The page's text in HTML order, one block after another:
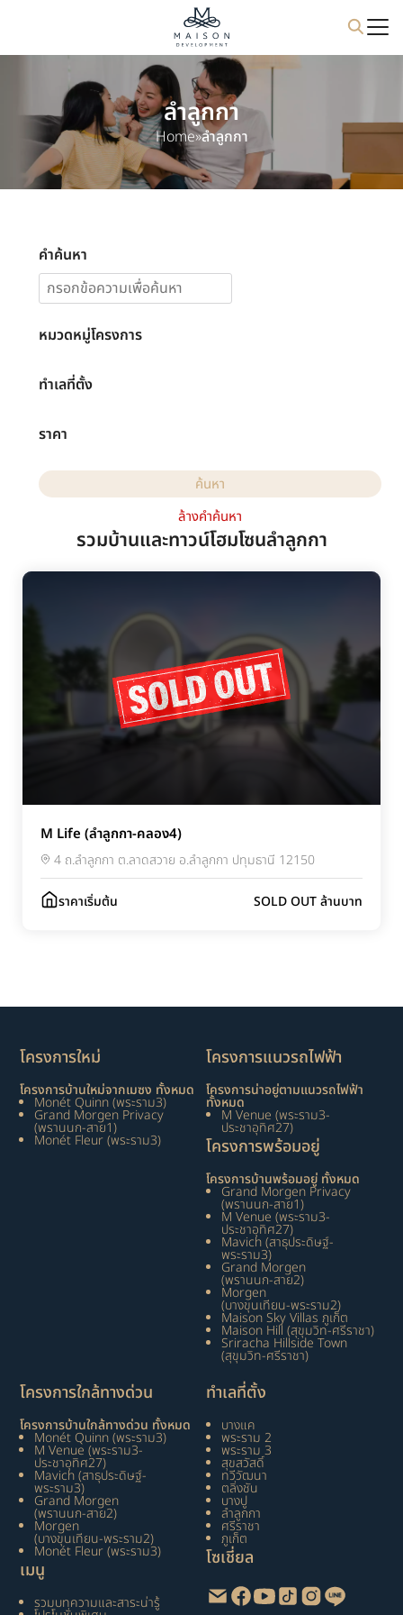
content
ลำลูกกา
Home»ลำลูกกา
คำค้นหา
หมวดหมู่โครงการ
ทำเลที่ตั้ง
ราคา
ล้างคำค้นหา
รวมบ้านและทาวน์โฮมโซนลำลูกกา
M Life (ลำลูกกา-คลอง4)
4 ถ.ลำลูกกา ต.ลาดสวาย อ.ลำลูกกา ปทุมธานี 12150
ราคาเริ่มต้น SOLD OUT ล้านบาท
โครงการใหม่
โครงการบ้านใหม่จากเมซง ทั้งหมด
Monét Quinn (พระราม3)
Grand Morgen Privacy
(พรานนก-สาย1)
Monét Fleur (พระราม3)
โครงการแนวรถไฟฟ้า
โครงการน่าอยู่ตามแนวรถไฟฟ้า
ทั้งหมด
M Venue (พระราม3-
ประชาอุทิศ27)
โครงการพร้อมอยู่
โครงการบ้านพร้อมอยู่ ทั้งหมด
Grand Morgen Privacy
(พรานนก-สาย1)
M Venue (พระราม3-
ประชาอุทิศ27)
Mavich (สาธุประดิษฐ์-
พระราม3)
Grand Morgen
(พรานนก-สาย2)
Morgen
(บางขุนเทียน-พระราม2)
Maison Sky Villas ภูเก็ต
Maison Hill (สุขุมวิท-ศรีราชา)
Sriracha Hillside Town
(สุขุมวิท-ศรีราชา)
โครงการใกล้ทางด่วน
โครงการบ้านใกล้ทางด่วน ทั้งหมด
Monét Quinn (พระราม3)
M Venue (พระราม3-
ประชาอุทิศ27)
Mavich (สาธุประดิษฐ์-
พระราม3)
Grand Morgen
(พรานนก-สาย2)
Morgen
(บางขุนเทียน-พระราม2)
Monét Fleur (พระราม3)
เมนู
รวมบทความและสาระน่ารู้
ทำเลที่ตั้ง
บางแค
พระราม 2
พระราม 3
สุขสวัสดิ์
ทวีวัฒนา
ตลิ่งชัน
บางปู
ลำลูกกา
ศรีราชา
ภูเก็ต
โซเชี่ยล